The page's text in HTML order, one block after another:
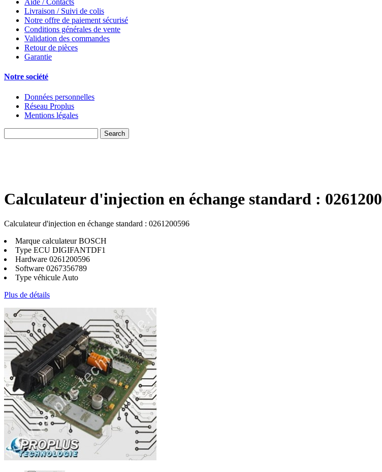
Aide / Contacts
Livraison / Suivi de colis
Notre offre de paiement sécurisé
Conditions générales de vente
Validation des commandes
Retour de pièces
Garantie
Notre société
Données personnelles
Réseau Proplus
Mentions légales
Calculateur d'injection en échange standard :
Calculateur d'injection en échange standard : 0261200596
Marque calculateurBOSCH
Type ECU DIGIFANTDF1
Hardware 0261200596
Software 0267356789
Type véhicule Auto
Plus de détails